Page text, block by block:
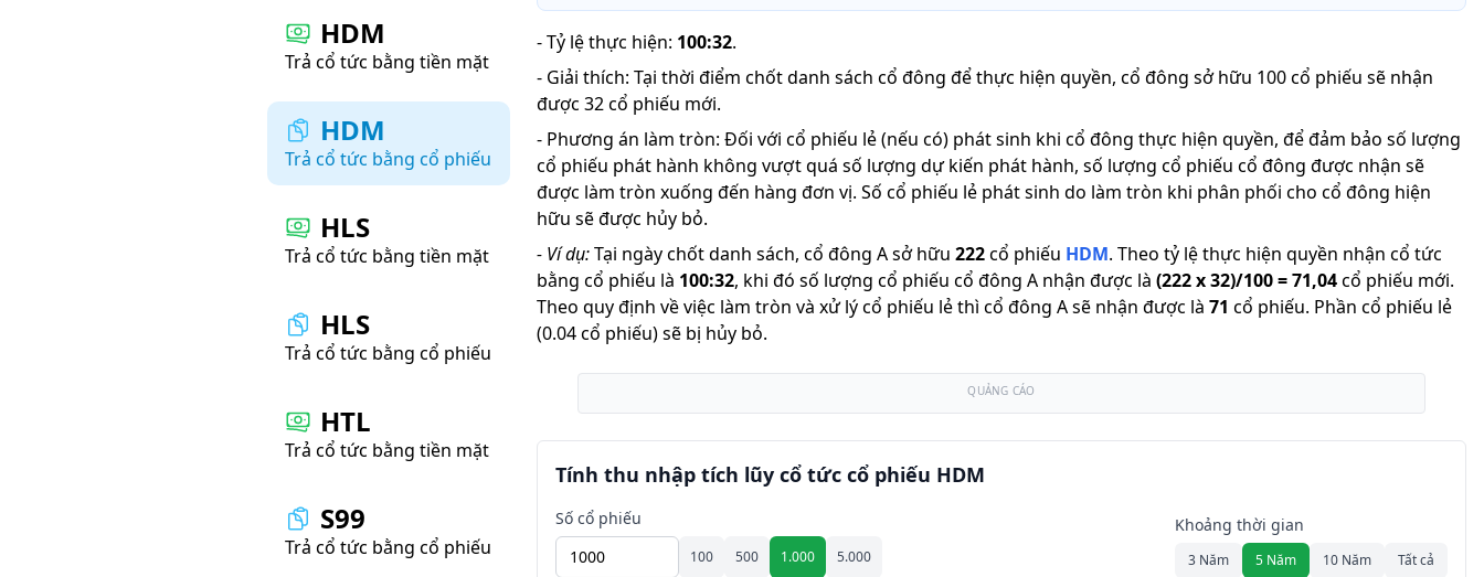
HDM
Trả cổ tức bằng tiền mặt
HDM
Trả cổ tức bằng cổ phiếu
HLS
Trả cổ tức bằng tiền mặt
HLS
Trả cổ tức bằng cổ phiếu
HTL
Trả cổ tức bằng tiền mặt
S99
Trả cổ tức bằng cổ phiếu
-Tỷ lệ thực hiện: 100:32.
- Giải thích: Tại thời điểm chốt danh sách cổ đông để thực hiện quyền, cổ đông sở hữu 100 cổ phiếu sẽ nhận
được 32 cổ phiếu mới.
- Phương án làm tròn: Đối với cổ phiếu lẻ (nếu có) phát sinh khi cổ đông thực hiện quyền, để đảm bảo số lượng
cổ phiếu phát hành không vượt quá số lượng dự kiến phát hành, số lượng cổ phiếu cổ đông được nhận sẽ
được làm tròn xuống đến hàng đơn vị. Số cổ phiếu lẻ phát sinh do làm tròn khi phân phối cho cổ đông hiện
hữu sẽ được hủy bỏ.
- Ví dụ:Tại ngày chốt danh sách, cổ đông A sở hữu 222cổ phiếu HDM. Theo tỷ lệ thực hiện quyền nhận cổ tức
bằng cổ phiếu là 100:32, khi đó số lượng cổ phiếu cổ đông A nhận được là (222x32)/100=71,04cổ phiếu mới.
Theo quy định về việc làm tròn và xử lý cổ phiếu lẻ thì cổ đông A sẽ nhận được là 71 cổ phiếu. Phần cổ phiếu lẻ
(0.04 cổ phiếu) sẽ bị hủy bỏ.
QUẢNG CÁO
Tính thu nhập tích lũy cổ tức cổ phiếu HDM
Số cổ phiếu
100 500 1.000 5.000
Khoảng thời gian
3 Năm 5 Năm 10 Năm Tất cả